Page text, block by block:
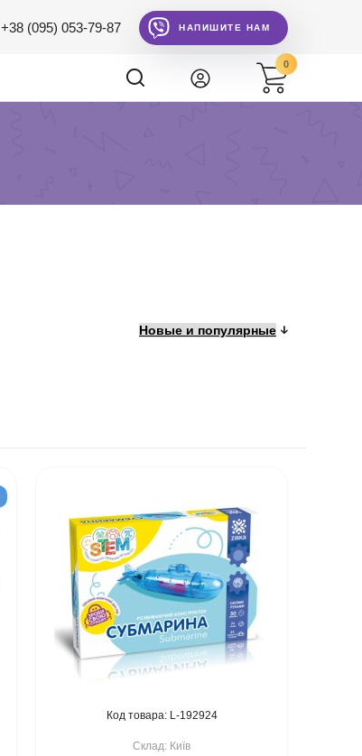
+38 (095) 053-79-87 НАПИШИТЕ НАМ
0
192924
Київ